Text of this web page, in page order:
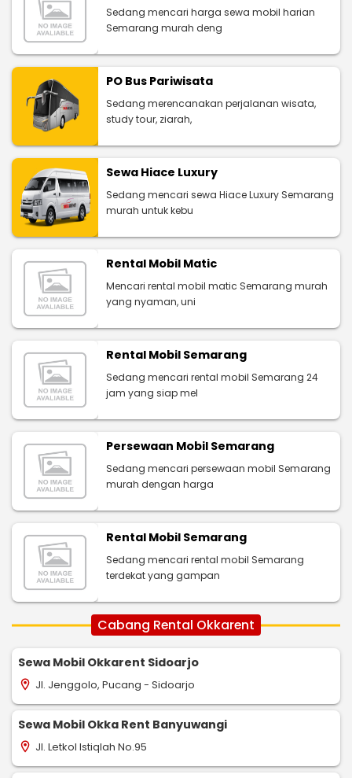
Sedang mencari harga sewa mobil harian
Semarang murah deng
PO Bus Pariwisata
Sedang merencanakan perjalanan wisata,
study tour, ziarah,
Sewa Hiace Luxury
Sedang mencari sewa Hiace Luxury Semarang
murah untuk kebu
Rental Mobil Matic
Mencari rental mobil matic Semarang murah
yang nyaman, uni
Rental Mobil Semarang
Sedang mencari rental mobil Semarang 24
jam yang siap mel
Persewaan Mobil Semarang
Sedang mencari persewaan mobil Semarang
murah dengan harga
Rental Mobil Semarang
Sedang mencari rental mobil Semarang
terdekat yang gampan
Cabang Rental Okkarent
Sewa Mobil Okkarent Sidoarjo
location_on Jl. Jenggolo, Pucang - Sidoarjo
Sewa Mobil Okka Rent Banyuwangi
location_on Jl. Letkol Istiqlah No.95